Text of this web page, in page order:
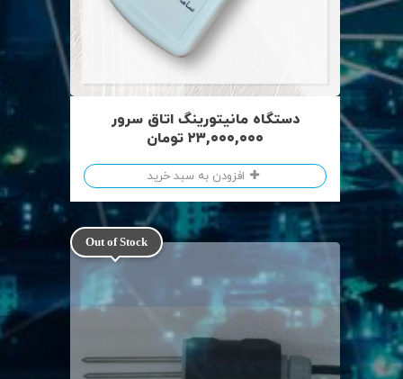
دستگاه مانیتورینگ اتاق سرور
۲۳,۰۰۰,۰۰۰ تومان
افزودن به سبد خرید
Out of Stock